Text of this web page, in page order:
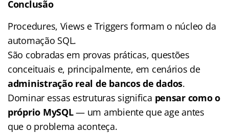
Conclusão
Procedures, Views e Triggers formam o núcleo da
automação SQL.
São cobradas em provas práticas, questões
conceituais e, principalmente, em cenários de
administração real de bancos de dados.
Dominar essas estruturas significa pensar como o
próprio MySQL— um ambiente que age antes
que o problema aconteça.